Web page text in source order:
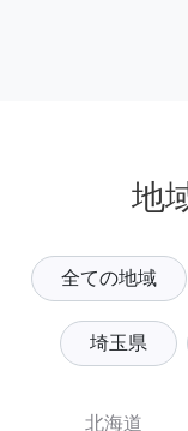
地
全ての地域
埼玉県
北海道